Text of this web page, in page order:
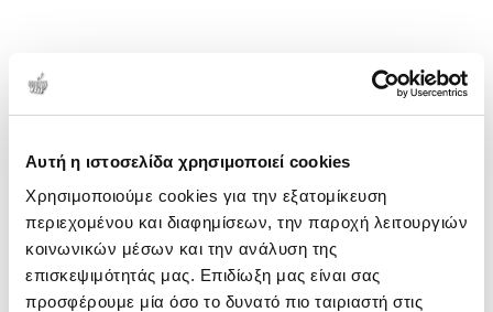
Αυτή η ιστοσελίδα χρησιμοποιεί cookies
Χρησιμοποιούμε cookies για την εξατομίκευση
περιεχομένου και διαφημίσεων, την παροχή λειτουργιών
κοινωνικών μέσων και την ανάλυση της
επισκεψιμότητάς μας. Επιδίωξη μας είναι σας
προσφέρουμε μία όσο το δυνατό πιο ταιριαστή στις